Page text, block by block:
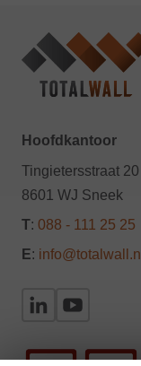
Hoofdkantoor
Tingietersstraat 20
8601 WJ Sneek
T: 088 - 111 25 25
E: info@totalwall.nl